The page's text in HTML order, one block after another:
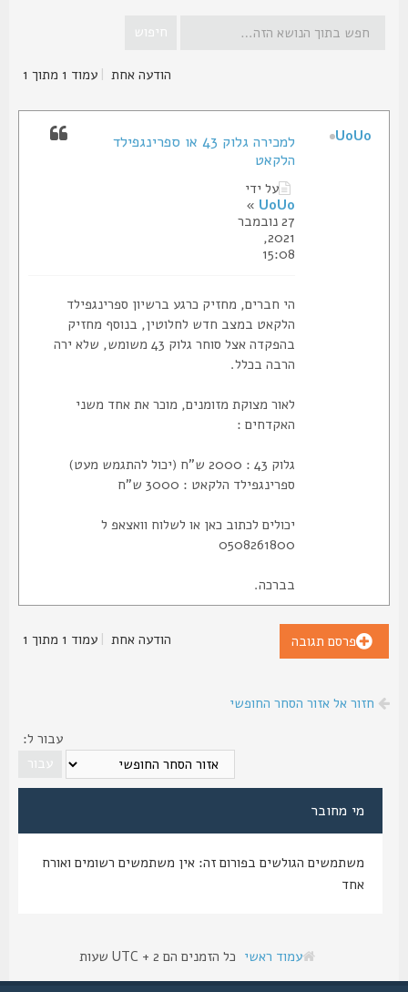
הודעה אחת |עמוד1מתוך1
למכירה גלוק 43 או ספרינגפילד
הלקאט
על ידי
UoUo
»
27 נובמבר
2021,
15:08
הי חברים, מחזיק כרגע ברשיון ספרינגפילד
הלקאט במצב חדש לחלוטין, בנוסף מחזיק
בהפקדה אצל סוחר גלוק 43 משומש, שלא ירה
הרבה בכלל.
לאור מצוקת מזומנים, מוכר את אחד משני
האקדחים :
ספרינגפילד הלקאט : 3000 ש"ח
יכולים לכתוב כאן או לשלוח וואצאפ ל
0508261800
בברכה.
UoUo
פרסם תגובה הודעה אחת |עמוד1מתוך1
חזור אל אזור הסחר החופשי
עבור ל:
מי מחובר
משתמשים הגולשים בפורום זה: אין משתמשים רשומים ואורח
עמוד ראשי כל הזמנים הם UTC + 2 שעות